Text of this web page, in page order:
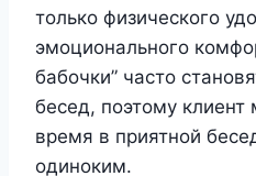
только физического
эмоционального
бабочки” часто
бесед, поэтому клиент
время в приятной
одиноким.